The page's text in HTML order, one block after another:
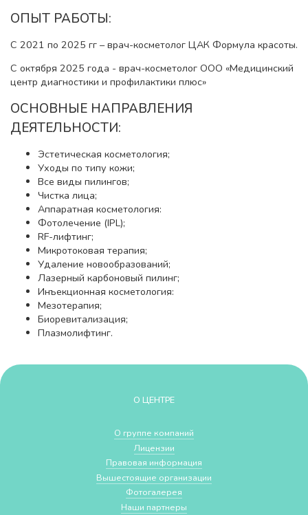
ОПЫТ РАБОТЫ:
С 2021 по 2025 гг – врач-косметолог ЦАК Формула красоты.
С октября 2025 года - врач-косметолог ООО «Медицинский
центр диагностики и профилактики плюс»
ОСНОВНЫЕ НАПРАВЛЕНИЯ
ДЕЯТЕЛЬНОСТИ:
Эстетическая косметология;
Уходы по типу кожи;
Все виды пилингов;
Чистка лица;
Аппаратная косметология:
Фотолечение (IPL);
RF-лифтинг;
Микротоковая терапия;
Удаление новообразований;
Лазерный карбоновый пилинг;
Инъекционная косметология:
Мезотерапия;
Биоревитализация;
Плазмолифтинг.
О ЦЕНТРЕ
О группе компаний
Лицензии
Правовая информация
Вышестоящие организации
Фотогалерея
Наши партнеры